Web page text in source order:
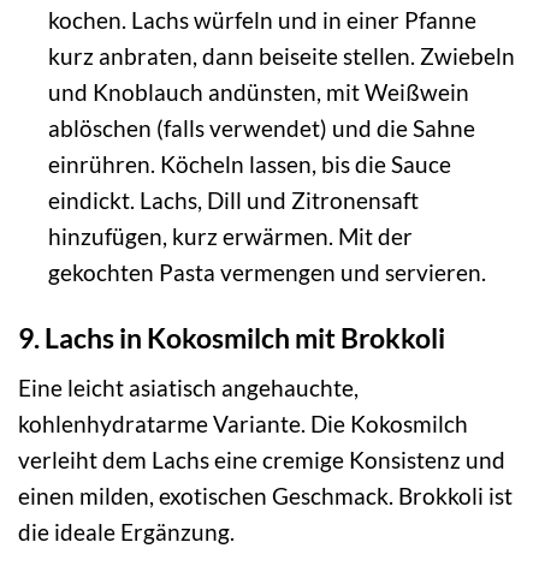
kochen. Lachs würfeln und in einer Pfanne
kurz anbraten, dann beiseite stellen. Zwiebeln
und Knoblauch andünsten, mit Weißwein
ablöschen (falls verwendet) und die Sahne
einrühren. Köcheln lassen, bis die Sauce
eindickt. Lachs, Dill und Zitronensaft
hinzufügen, kurz erwärmen. Mit der
gekochten Pasta vermengen und servieren.
9. Lachs in Kokosmilch mit Brokkoli
Eine leicht asiatisch angehauchte,
kohlenhydratarme Variante. Die Kokosmilch
verleiht dem Lachs eine cremige Konsistenz und
einen milden, exotischen Geschmack. Brokkoli ist
die ideale Ergänzung.